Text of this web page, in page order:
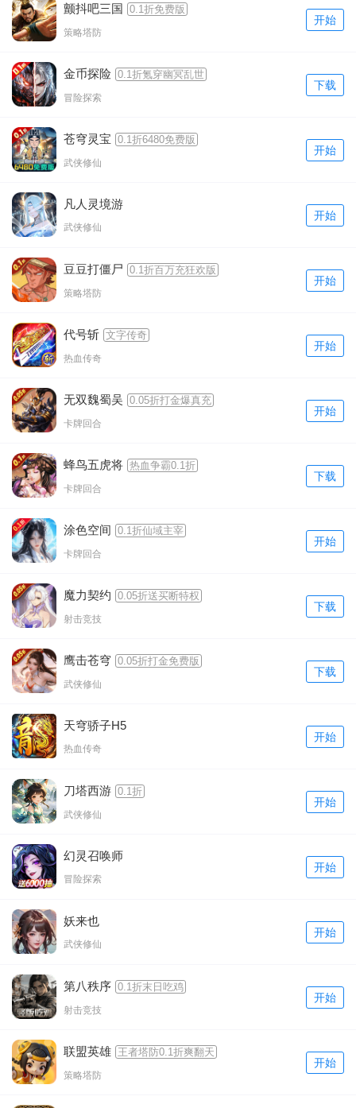
颤抖吧三国 0.1折免费版
策略塔防
开始
金币探险 0.1折氪穿幽冥乱世
冒险探索
下载
苍穹灵宝 0.1折6480免费版
武侠修仙
开始
凡人灵境游
武侠修仙
开始
豆豆打僵尸 0.1折百万充狂欢版
策略塔防
开始
代号斩 文字传奇
热血传奇
开始
无双魏蜀吴 0.05折打金爆真充
卡牌回合
开始
蜂鸟五虎将 热血争霸0.1折
卡牌回合
下载
涂色空间 0.1折仙域主宰
卡牌回合
开始
魔力契约 0.05折送买断特权
射击竞技
下载
鹰击苍穹 0.05折打金免费版
武侠修仙
下载
天穹骄子H5
热血传奇
开始
刀塔西游 0.1折
武侠修仙
开始
幻灵召唤师
冒险探索
开始
妖来也
武侠修仙
开始
第八秩序 0.1折末日吃鸡
射击竞技
开始
联盟英雄 王者塔防0.1折爽翻天
策略塔防
开始